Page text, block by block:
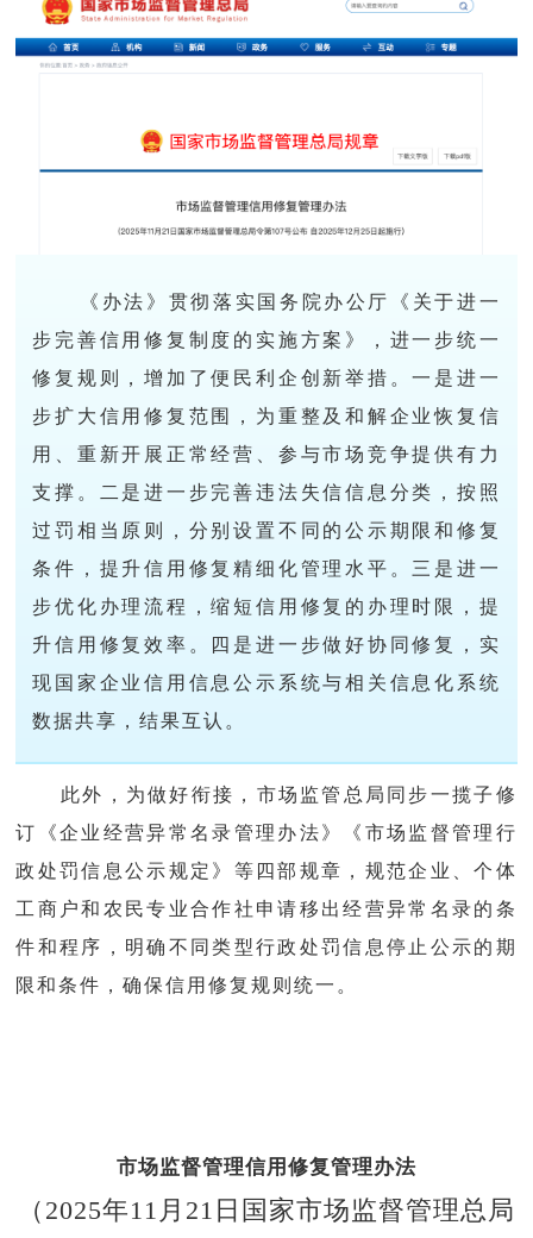
《办法》贯彻落实国务院办公厅《关于进一
步完善信用修复制度的实施方案》，进一步统一
修复规则，增加了便民利企创新举措。一是进一
步扩大信用修复范围，为重整及和解企业恢复信
用、重新开展正常经营、参与市场竞争提供有力
支撑。二是进一步完善违法失信信息分类，按照
过罚相当原则，分别设置不同的公示期限和修复
条件，提升信用修复精细化管理水平。三是进一
步优化办理流程，缩短信用修复的办理时限，提
升信用修复效率。四是进一步做好协同修复，实
现国家企业信用信息公示系统与相关信息化系统
数据共享，结果互认。
此外，为做好衔接，市场监管总局同步一揽子修
订《企业 经营异常名录管理办法》《市场监督管理行
政处罚信息公示规定》等四部规章，规范企业、个体
工商户和农民专业合作社申请移出经营异常名录的条
件和程序，明确不同类型行政处罚信息停止公示的期
限和条件，确保信用修复规则统一。
市场监督管理信用修复管理办法
（2025年11月21日国家市场监督管理总局